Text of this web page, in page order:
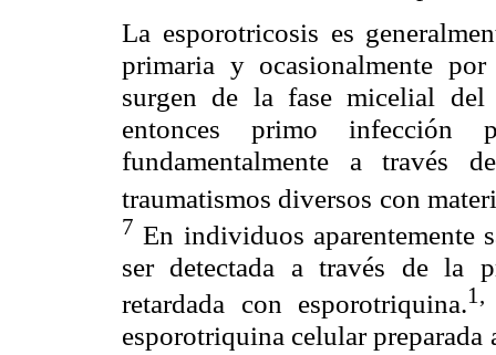
La esporotricosis es
primaria y ocasionalmente
surgen de la fase micelial del
entonces primo infección
fundamentalmente a través
traumatismos diversos con
7 En individuos aparentemente
ser detectada a través de la
retardada con esporotriquina.
esporotriquina celular preparada